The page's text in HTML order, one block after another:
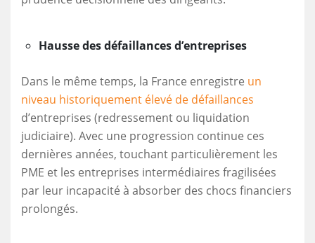
Hausse des défaillances d’entreprises
Dans le même temps, la France enregistre un
niveau historiquement élevé de défaillances
d’entreprises (redressement ou liquidation
judiciaire). Avec une progression continue ces
dernières années, touchant particulièrement les
PME et les entreprises intermédiaires fragilisées
par leur incapacité à absorber des chocs financiers
prolongés.